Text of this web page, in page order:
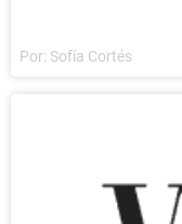
Por: Sofía Cortés